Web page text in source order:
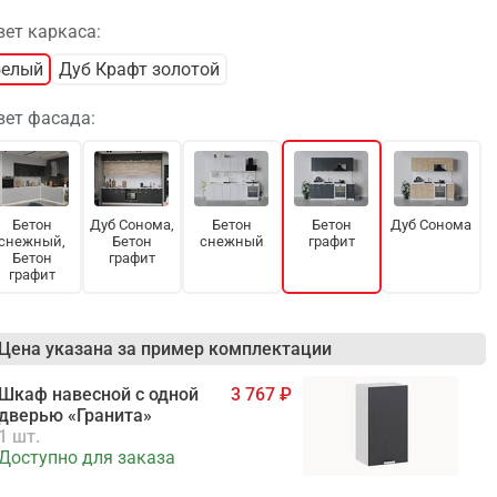
каркаса:
Дуб Крафт золотой
фасада:
Бетон
Бетон
графит
Дуб Сонома,
Бетон
графит
Бетон
снежный
Бетон
графит
Дуб Сонома
указана за пример комплектации
навесной c одной
«Гранита»
шт.
для заказа
3 767